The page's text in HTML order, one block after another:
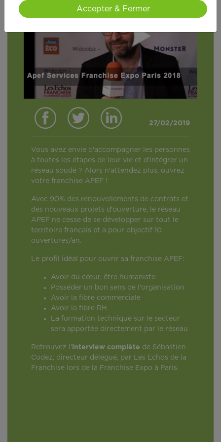
27/02/2019
Vous avez envie d'accompagner les personnes
à toutes les étapes de leur vie et d'intégrer un
réseau soudé ? Alors n'attendez plus, ouvrez
votre franchise APEF !
Avec 90% des renouvellements de contrats et
des nouveaux projets d'ouverture, le réseau
APEF ne cesse de se développer sur tout le
territoire français et a pour objectif 10
ouvertures/an.
Le profil idéal pour ouvrir sa franchise APEF:
Avoir du cœur, être humaniste
Posséder un bon sens de l'organisation
Avoir la fibre commerciale
Avoir la fibre RH
La formation technique sur le secteur
sera apportée directement par le réseau
Retrouvez l'interview complète de Sébastien
Codez, directeur délégué, par Les Echos de la
Franchise lors de la Franchise Expo à Paris.
Accepter & Fermer